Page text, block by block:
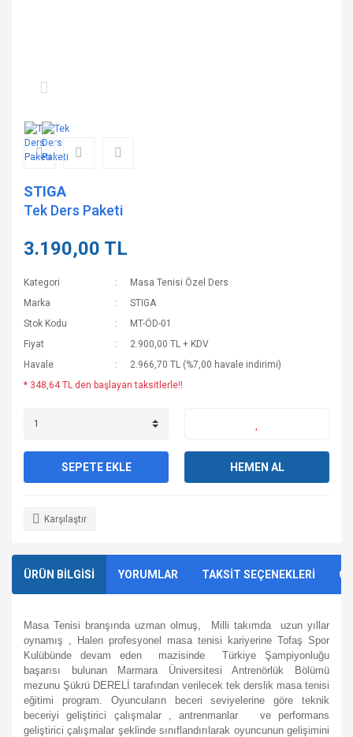
STIGA
Tek Ders Paketi
3.190,00 TL
Kategori
Masa Tenisi Özel Ders
Marka
STIGA
Stok Kodu
MT-ÖD-01
Fiyat
2.900,00 TL + KDV
Havale
2.966,70 TL (%7,00 havale indirimi)
* 348,64 TL den başlayan taksitlerle!!
SEPETE EKLE HEMEN AL
Karşılaştır
ÜRÜN BİLGİSİ YORUMLAR TAKSİT SEÇENEKLERİ
Masa Tenisi branşında uzman olmuş, Milli takımda uzun yıllar
oynamış , Halen profesyonel masa tenisi kariyerine Tofaş Spor
Kulübünde devam eden mazisinde Türkiye Şampiyonluğu
başarısı bulunan Marmara Üniversitesi Antrenörlük Bölümü
mezunu Şükrü DERELİ tarafından verilecek tek derslik masa tenisi
eğitimi program. Oyuncuların beceri seviyelerine göre teknik
beceriyi geliştirici çalışmalar , antrenmanlar ve performans
geliştirici çalışmalar şeklinde sınıflandırılarak oyuncunun gelişimini